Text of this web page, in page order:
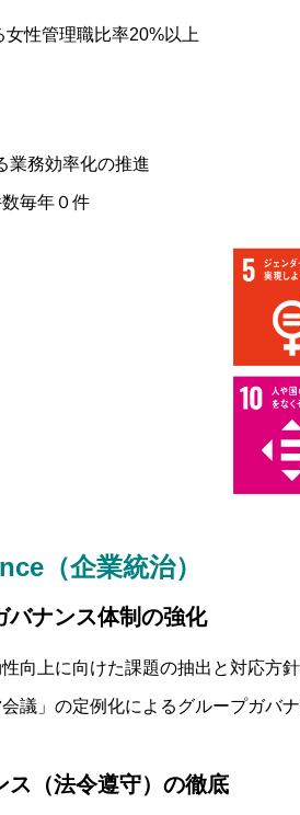
女性管理職比率20%以上
業務効率化の推進
毎年０件
（企業統治）
バナンス体制の強化
向上に向けた課題の抽出と対応方
会議」の定例化によるグループガバ
ス（法令遵守）の徹底